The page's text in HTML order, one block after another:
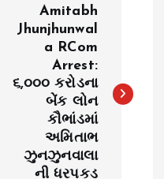
Amitabh
Jhunjhunwal
a RCom
Arrest:
૬,૦૦૦ કરોડના
બેંક લોન
કૌભાંડમાં
અમિતાભ
ઝુનઝુનવાલા
ની ધરપકડ